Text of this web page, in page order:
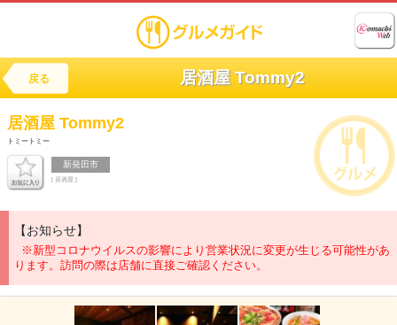
戻る 居酒屋 Tommy2
居酒屋 Tommy2
トミートミー
新発田市
[ 居酒屋 ]
【お知らせ】
※新型コロナウイルスの影響により営業状況に変更が生じる可能性があ
ります。訪問の際は店舗に直接ご確認ください。